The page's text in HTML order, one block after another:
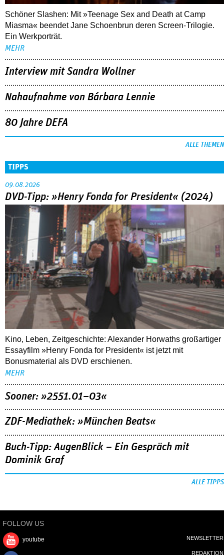
Schöner Slashen: Mit »Teenage Sex and Death at Camp
Miasma« beendet Jane Schoenbrun deren Screen-Trilogie.
Ein Werkporträt.
MEHR
Interview mit Sandra Wollner
Nahaufnahme von Bárbara Lennie
80 Jahre DEFA
ALLE THEMEN
TIPPS
09.08.2026
DVD-Tipp: »Henry Fonda for President« (2024)
Kino, Leben, Zeitgeschichte: Alexander Horwaths großartiger
Essayfilm »Henry Fonda for President« ist jetzt mit
Bonusmaterial als DVD erschienen.
MEHR
Sooner: »2551.01–03«
ZDF-Mediathek: »München Beats«
Buch-Tipp: AugenBlick – Ein Gespräch mit
Dominik Graf
ALLE TIPPS
FOLLOW US
youtube NEWSLETTER
REDAKTION